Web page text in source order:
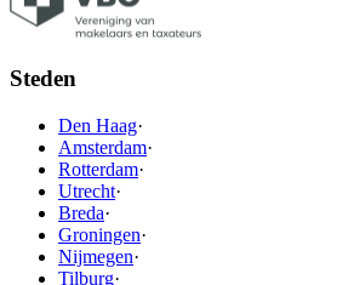
Steden
Den Haag·
Amsterdam·
Rotterdam·
Utrecht·
Breda·
Groningen·
Nijmegen·
Tilburg·